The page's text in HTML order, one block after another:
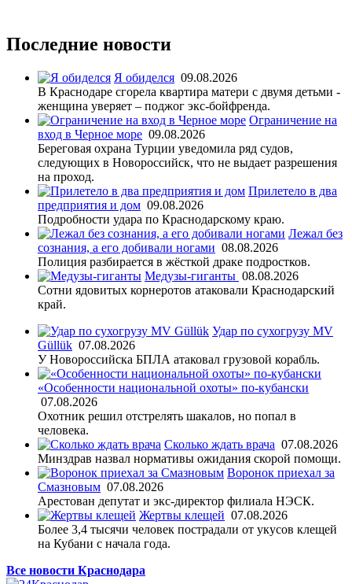
Последние новости
Я обиделся 09.08.2026
В Краснодаре сгорела квартира матери с двумя детьми -
женщина уверяет – поджог экс-бойфренда.
Ограничение на
вход в Черное море 09.08.2026
Береговая охрана Турции уведомила ряд судов,
следующих в Новороссийск, что не выдает разрешения
на проход.
Прилетело в два
предприятия и дом 09.08.2026
Подробности удара по Краснодарскому краю.
Лежал без
сознания, а его добивали ногами 08.08.2026
Полиция разбирается в жёсткой драке подростков.
Медузы-гиганты 08.08.2026
Сотни ядовитых корнеротов атаковали Краснодарский
край.
Удар по сухогрузу MV
Güllük 07.08.2026
У Новороссийска БПЛА атаковал грузовой корабль.
«Особенности национальной охоты» по-кубански
07.08.2026
Охотник решил отстрелять шакалов, но попал в
человека.
Сколько ждать врача 07.08.2026
Минздрав назвал нормативы ожидания скорой помощи.
Воронок приехал за
Смазновым 07.08.2026
Арестован депутат и экс-директор филиала НЭСК.
Жертвы клещей 07.08.2026
Более 3,4 тысячи человек пострадали от укусов клещей
на Кубани с начала года.
Все новости Краснодара